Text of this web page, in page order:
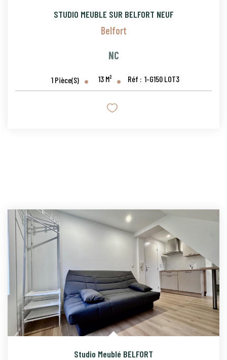
STUDIO MEUBLE SUR BELFORT NEUF
Belfort
NC
1 Pièce(s) 13 M² Réf : 1-G150 LOT3
Studio Meublé BELFORT